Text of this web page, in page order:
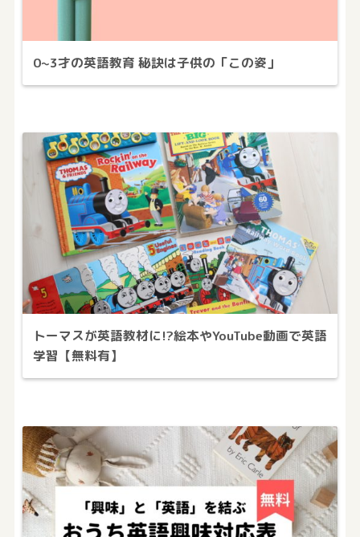
0~3才の英語教育 秘訣は子供の「この姿」
トーマスが英語教材に!?絵本やYouTube動画で英語
学習【無料有】